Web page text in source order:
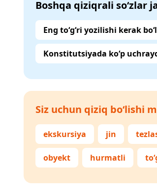
Boshqa qiziqrali so‘zlar
Eng to‘g‘ri yozilishi kerak
Konstitutsiyada ko‘p
Siz uchun qiziq bo‘lishi
ekskursiya jin
obyekt hurmatli